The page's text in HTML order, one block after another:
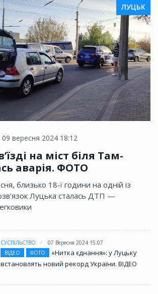
ЛУЦЬК
09 вересня 2024 18:12
на міст біля Там-
аварія. ФОТО
близько 18-ї години на одній із
Луцька сталась ДТП —
СУСПІЛЬСТВО
07 Вересня 2024 15:07
ВІДЕО
ФОТО
«Нитка єднання»: у Луцьку
встановлять новий рекорд України. ВІДЕО